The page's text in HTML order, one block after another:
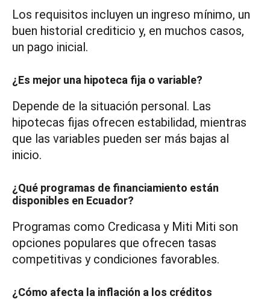
Los requisitos incluyen un ingreso mínimo, un
buen historial crediticio y, en muchos casos,
un pago inicial.
¿Es mejor una hipoteca fija o variable?
Depende de la situación personal. Las
hipotecas fijas ofrecen estabilidad, mientras
que las variables pueden ser más bajas al
inicio.
¿Qué programas de financiamiento están
disponibles en Ecuador?
Programas como Credicasa y Miti Miti son
opciones populares que ofrecen tasas
competitivas y condiciones favorables.
¿Cómo afecta la inflación a los créditos